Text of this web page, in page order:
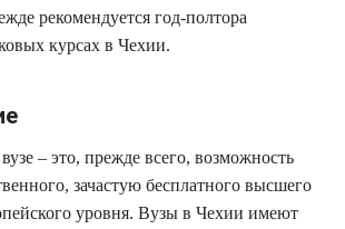
рекомендуется год-полтора
курсах в Чехии.
– это, прежде всего, возможность
зачастую бесплатного высшего
уровня. Вузы в Чехии имеют